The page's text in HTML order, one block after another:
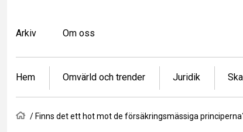
huvudinnehåll
Top
menu
Arkiv Om oss
Article
categories
Hem Omvärld och trender Juridik
Länkstig
Hem
Finns det ett hot mot de försäkringsmässiga